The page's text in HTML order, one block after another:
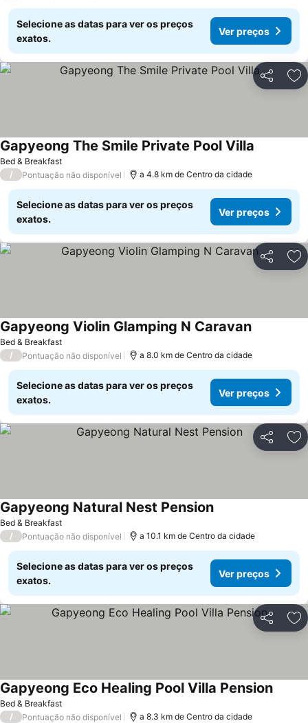
Selecione as datas para ver os preços
exatos.
Ver preços
Partilhar
Bed & Breakfast
Gapyeong The Smile Private Pool Villa
/ Pontuação não disponível a 4.8 km de Centro da cidade
Selecione as datas para ver os preços
exatos.
Ver preços
Partilhar
Bed & Breakfast
Gapyeong Violin Glamping N Caravan
/ Pontuação não disponível a 8.0 km de Centro da cidade
Selecione as datas para ver os preços
exatos.
Ver preços
Partilhar
Bed & Breakfast
Gapyeong Natural Nest Pension
/ Pontuação não disponível a 10.1 km de Centro da cidade
Selecione as datas para ver os preços
exatos.
Ver preços
Partilhar
Bed & Breakfast
Gapyeong Eco Healing Pool Villa Pension
/ Pontuação não disponível a 8.3 km de Centro da cidade